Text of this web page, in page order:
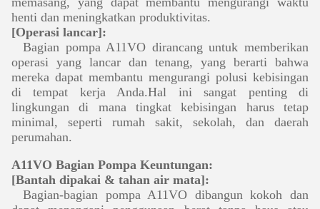
henti dan meningkatkan produktivitas.
[Operasi lancar]:
Bagian pompa A11VO dirancang untuk memberikan
operasi yang lancar dan tenang, yang berarti bahwa
mereka dapat membantu mengurangi polusi kebisingan
di tempat kerja Anda.Hal ini sangat penting di
lingkungan di mana tingkat kebisingan harus tetap
minimal, seperti rumah sakit, sekolah, dan daerah
perumahan.
A11VO Bagian Pompa Keuntungan:
[Bantah dipakai & tahan air mata]:
Bagian-bagian pompa A11VO dibangun kokoh dan